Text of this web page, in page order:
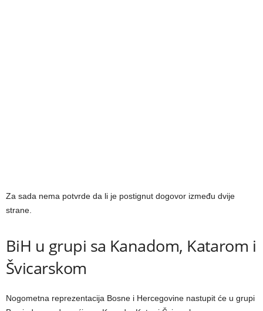
Za sada nema potvrde da li je postignut dogovor između dvije
strane.
BiH u grupi sa Kanadom, Katarom i
Švicarskom
Nogometna reprezentacija Bosne i Hercegovine nastupit će u grupi